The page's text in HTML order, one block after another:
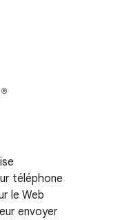
téléphone
le Web
envoyer